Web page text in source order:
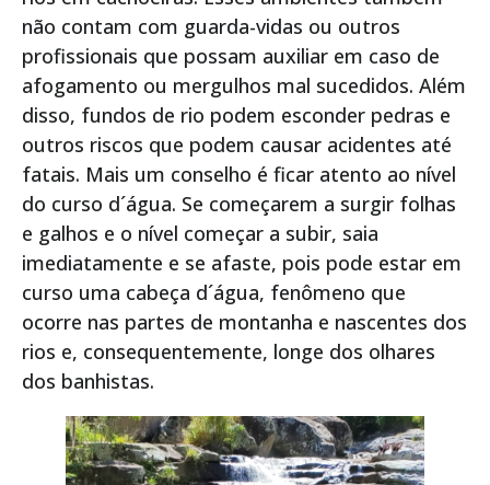
não contam com guarda-vidas ou outros
profissionais que possam auxiliar em caso de
afogamento ou mergulhos mal sucedidos. Além
disso, fundos de rio podem esconder pedras e
outros riscos que podem causar acidentes até
fatais. Mais um conselho é ficar atento ao nível
do curso d´água. Se começarem a surgir folhas
e galhos e o nível começar a subir, saia
imediatamente e se afaste, pois pode estar em
curso uma cabeça d´água, fenômeno que
ocorre nas partes de montanha e nascentes dos
rios e, consequentemente, longe dos olhares
dos banhistas.